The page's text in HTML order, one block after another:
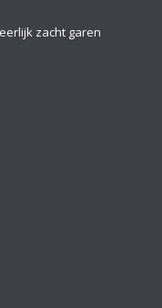
zacht garen